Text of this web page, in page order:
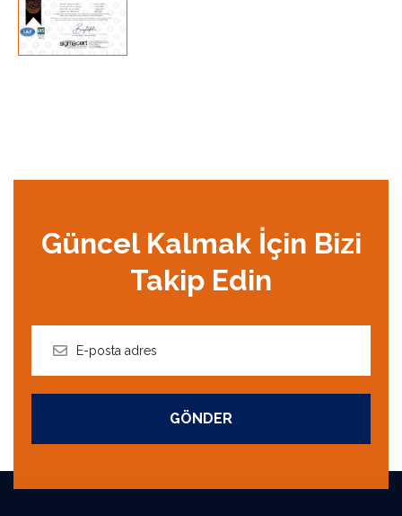
Güncel Kalmak İçin Bizi
Takip Edin
GÖNDER